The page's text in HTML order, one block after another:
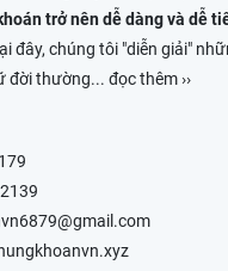
trở nên dễ dàng và dễ
đây, chúng tôi "diễn giải"
đời thường... đọc thêm ››